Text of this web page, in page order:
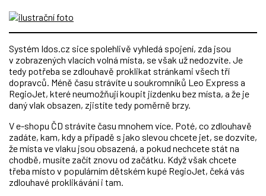
Systém Idos.cz sice spolehlivě vyhledá spojení, zda jsou
v zobrazených vlacích volná místa, se však už nedozvíte. Je
tedy potřeba se zdlouhavě proklikat stránkami všech tří
dopravců. Méně času strávíte u soukromníků Leo Express a
RegioJet, které neumožňují koupit jízdenku bez místa, a že je
daný vlak obsazen, zjistíte tedy poměrně brzy.
V e-shopu ČD strávíte času mnohem více. Poté, co zdlouhavě
zadáte, kam, kdy a případě s jako slevou chcete jet, se dozvíte,
že místa ve vlaku jsou obsazená, a pokud nechcete stát na
chodbě, musíte začít znovu od začátku. Když však chcete
třeba místo v populárním dětském kupé RegioJet, čeká vás
zdlouhavé proklikávání i tam.